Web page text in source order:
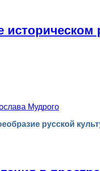
историческом
Мудрого
русской